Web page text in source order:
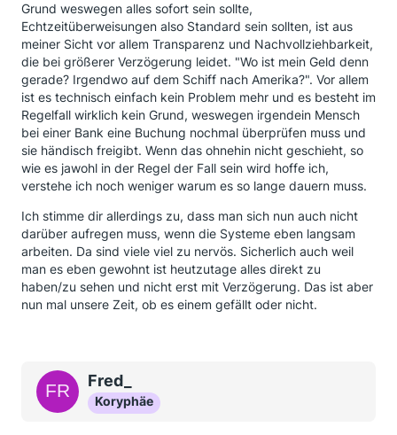
Grund weswegen alles sofort sein sollte,
Echtzeitüberweisungen also Standard sein sollten, ist aus
meiner Sicht vor allem Transparenz und Nachvollziehbarkeit,
die bei größerer Verzögerung leidet. "Wo ist mein Geld denn
gerade? Irgendwo auf dem Schiff nach Amerika?". Vor allem
ist es technisch einfach kein Problem mehr und es besteht im
Regelfall wirklich kein Grund, weswegen irgendein Mensch
bei einer Bank eine Buchung nochmal überprüfen muss und
sie händisch freigibt. Wenn das ohnehin nicht geschieht, so
wie es jawohl in der Regel der Fall sein wird hoffe ich,
verstehe ich noch weniger warum es so lange dauern muss.
Ich stimme dir allerdings zu, dass man sich nun auch nicht
darüber aufregen muss, wenn die Systeme eben langsam
arbeiten. Da sind viele viel zu nervös. Sicherlich auch weil
man es eben gewohnt ist heutzutage alles direkt zu
haben/zu sehen und nicht erst mit Verzögerung. Das ist aber
nun mal unsere Zeit, ob es einem gefällt oder nicht.
Fred_
Koryphäe